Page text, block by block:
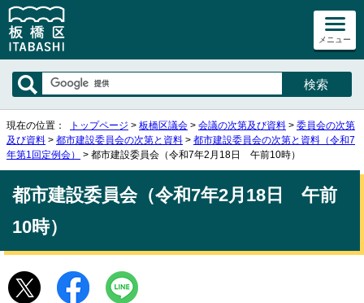
メニュー
現在の位置： トップページ > 板橋区議会 > 会議の次第及び資料 > 委員会の次第
及び資料 > 都市建設委員会の次第と資料 > 都市建設委員会の次第と資料（令和7
年第1回定例会）
> 都市建設委員会（令和7年2月18日 午前10時）
都市建設委員会（令和7年2月18日 午前
10時）